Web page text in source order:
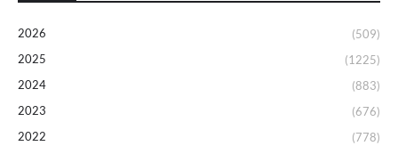
2026
(509)
2025
(1225)
2024
(883)
2023
(676)
2022
(778)